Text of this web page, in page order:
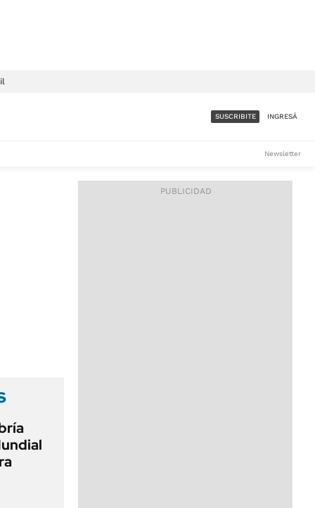
ACCESO FULL - $1.800/MES
SUSCRIBITE INGRESÁ
Newsletter